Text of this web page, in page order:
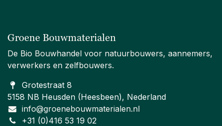
Groene Bouwmaterialen
De Bio Bouwhandel voor natuurbouwers, aannemers,
verwerkers en zelfbouwers.
Grotestraat 8
5158 NB Heusden (Heesbeen), Nederland
info@groenebouwmaterialen.nl
+31 (0)416 53 19 02